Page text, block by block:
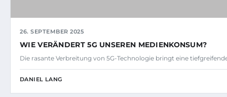
26. SEPTEMBER 2025
WIE VERÄNDERT 5G UNSEREN MEDIENKONSUM?
Die rasante Verbreitung von 5G-Technologie bringt eine
DANIEL LANG